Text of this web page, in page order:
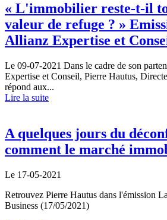
« L'immobilier reste-t-il
valeur de refuge ? »
Allianz Expertise et
Le 09-07-2021 Dans le cadre de son
Expertise et Conseil, Pierre Hautus,
répond aux...
Lire la suite
A quelques jours du
comment le marché
Le 17-05-2021
Retrouvez Pierre Hautus dans l'émission
Business (17/05/2021)